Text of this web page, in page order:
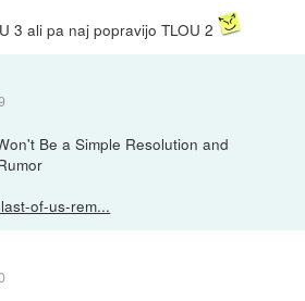
3 ali pa naj popravijo TLOU 2
Be a Simple Resolution and
of-us-rem...